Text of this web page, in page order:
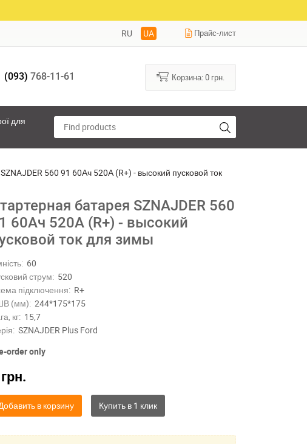
RU UA Прайс-лист
(093) 768-11-61 Корзина:0 грн.
для
560 91 60Ач 520А (R+) - высокий пусковой ток
батарея SZNAJDER 560
60Ач 520А (R+) - высокий
ток для зимы
60
струм: 520
підключення: R+
(мм): 244*175*175
кг: 15,7
SZNAJDER Plus Ford
order only
грн.
в корзину